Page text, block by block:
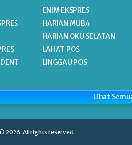
ENIM EKSPRES
HARIAN MUBA
HARIAN OKU SELATAN
LAHAT POS
LINGGAU POS
Lihat
2026. All rights reserved.